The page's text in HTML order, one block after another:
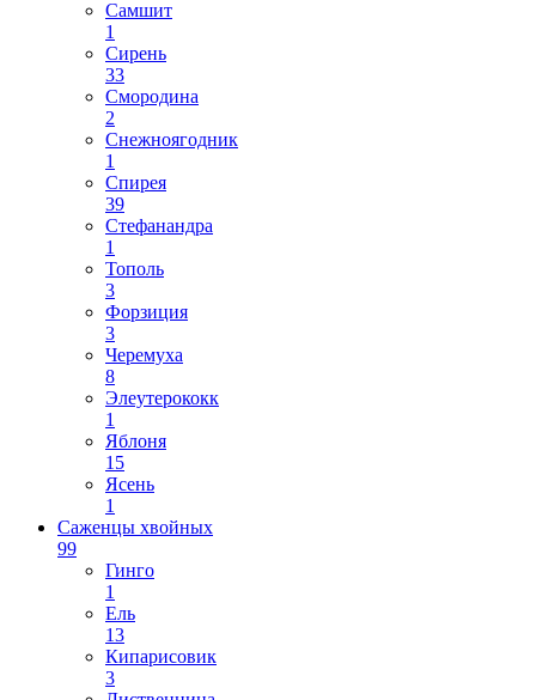
Самшит
1
Сирень
33
Смородина
2
Снежноягодник
1
Спирея
39
Стефанандра
1
Тополь
3
Форзиция
3
Черемуха
8
Элеутерококк
1
Яблоня
15
Ясень
1
Саженцы хвойных
99
Гинго
1
Ель
13
Кипарисовик
3